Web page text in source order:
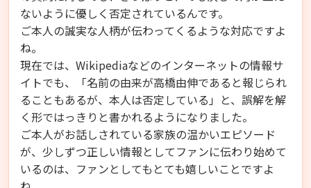
ないように優しく否定されているんです。
ご本人の誠実な人柄が伝わってくるような対応ですよ
ね。
現在では、Wikipediaなどのインターネットの情報サ
イトでも、「名前の由来が高橋由伸であると報じられ
ることもあるが、本人は否定している」と、誤解を解
く形ではっきりと書かれるようになりました。
ご本人がお話しされている家族の温かいエピソード
が、少しずつ正しい情報としてファンに伝わり始めて
いるのは、ファンとしてもとても嬉しいことですよ